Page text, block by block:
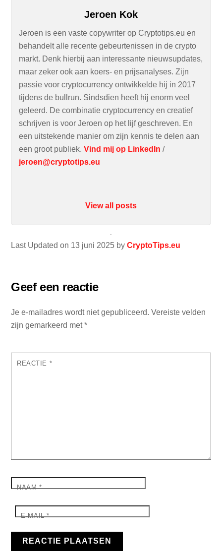
Last Updated on 13 juni 2025 byCryptoTips.eu
Jeroen Kok
Jeroen is een vaste copywriter op Cryptotips.eu en
behandelt alle recente gebeurtenissen in de crypto
markt. Denk hierbij aan interessante nieuwsupdates,
maar zeker ook aan koers- en prijsanalyses. Zijn
passie voor cryptocurrency ontwikkelde hij in 2017
tijdens de bullrun. Sindsdien heeft hij enorm veel
geleerd. De combinatie cryptocurrency en creatief
schrijven is voor Jeroen op het lijf geschreven. En
een uitstekende manier om zijn kennis te delen aan
een groot publiek.Vind mij op LinkedIn /
jeroen@cryptotips.eu
View all posts
Geef een reactie
Je e-mailadres wordt niet gepubliceerd. Vereiste velden
zijn gemarkeerd met*
REACTIE *
NAAM*
E-MAIL*